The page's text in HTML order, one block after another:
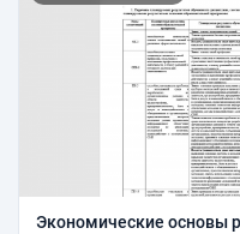
Экономические основы